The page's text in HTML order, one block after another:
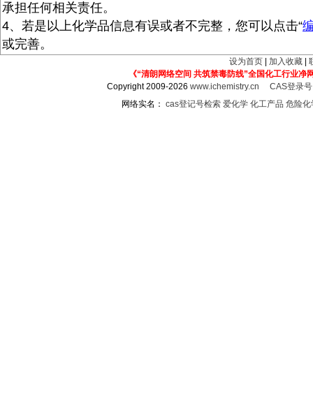
承担任何相关责任。
4、若是以上化学品信息有误或者不完整，您可以点击“
或完善。
设为首页 加入收藏
《“清朗网络空间 共筑禁毒防线”全国化工行业净
Copyright 2009-2026www.ichemistry.cn
CAS登录
网络实名： cas登记号检索 爱化学 化工产品 危险化